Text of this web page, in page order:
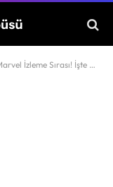
İzleme Sırası! İşte Tüm Detaylar